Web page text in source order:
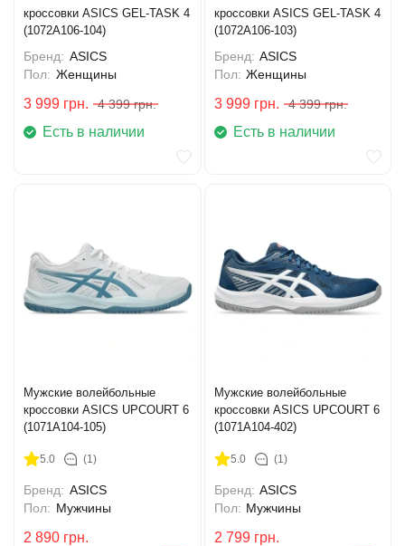
кроссовки ASICS GEL-TASK 4
(1072A106-104)
Бренд: ASICS
Пол: Женщины
3 999 грн. 4 399 грн.
Есть в наличии
кроссовки ASICS GEL-TASK 4
(1072A106-103)
Бренд: ASICS
Пол: Женщины
3 999 грн. 4 399 грн.
Есть в наличии
Мужские волейбольные
кроссовки ASICS UPCOURT 6
(1071A104-105)
5.0 (1)
Бренд: ASICS
Пол: Мужчины
2 890 грн.
Мужские волейбольные
кроссовки ASICS UPCOURT 6
(1071A104-402)
5.0 (1)
Бренд: ASICS
Пол: Мужчины
2 799 грн.